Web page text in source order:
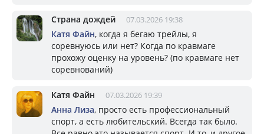
Страна дождей 07.03.2026 19:38
Катя Файн, когда я бегаю трейлы, я
соревнуюсь или нет? Когда по кравмаге
прохожу оценку на уровень? (по кравмаге нет
соревнований)
Катя Файн 07.03.2026 19:39
Aнна Лизa, просто есть профессиональный
спорт, а есть любительский. Всегда так было.